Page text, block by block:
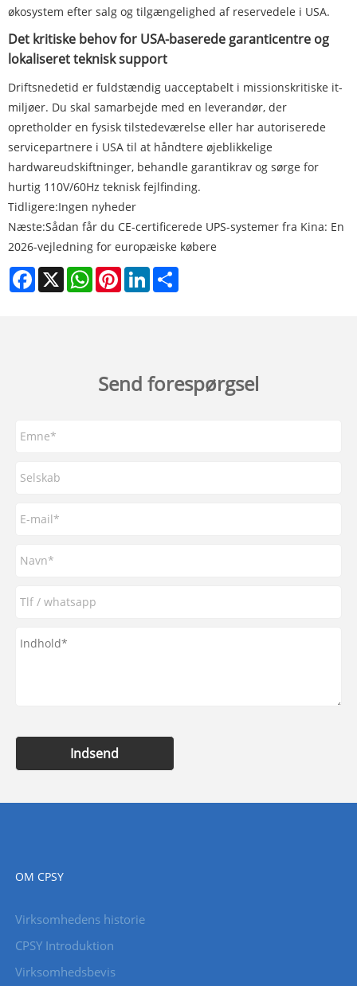
økosystem efter salg og tilgængelighed af reservedele i USA.
Det kritiske behov for USA-baserede garanticentre og
lokaliseret teknisk support
Driftsnedetid er fuldstændig uacceptabelt i missionskritiske it-
miljøer. Du skal samarbejde med en leverandør, der
opretholder en fysisk tilstedeværelse eller har autoriserede
servicepartnere i USA til at håndtere øjeblikkelige
hardwareudskiftninger, behandle garantikrav og sørge for
hurtig 110V/60Hz teknisk fejlfinding.
Tidligere:Ingen nyheder
Næste:Sådan får du CE-certificerede UPS-systemer fra Kina: En
2026-vejledning for europæiske købere
Facebook
X WhatsAppPinterestLinkedIn
Send forespørgsel
Indsend
OM CPSY
Virksomhedens historie
CPSY Introduktion
Virksomhedsbevis